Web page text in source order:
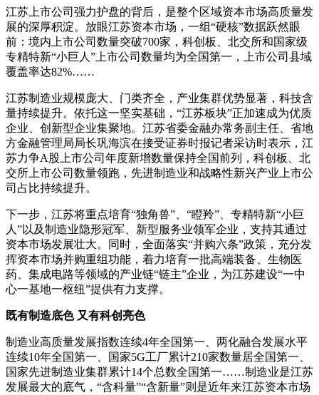
江苏上市公司强力护盘的背后，是整个区域资本市场高质量发
展的深厚积淀。放眼江苏资本市场，一组“硬核”数据跃然眼
前：境内上市公司数量突破700家，科创板、北交所和国家级
专精特新“小巨人”上市公司数量均为全国第一，上市公司县域
覆盖率达82%……
江苏制造业规模庞大、门类齐全，产业集群优势显著，科技含
量持续提升。依托这一坚实基础，“江苏板块”正加速成为优质
企业、创新型企业集聚地。江苏省委金融办常务副主任、省地
方金融管理局局长巩海滨在接受证券时报记者采访时表示，江
苏力争A股上市公司年度新增数量保持全国前列，科创板、北
交所上市公司数量领跑，先进制造业和战略性新兴产业上市公
司占比持续提升。
下一步，江苏将重点培育“独角兽”、“瞪羚”、专精特新“小巨
人”以及制造业隐形冠军、新型服务业领军企业，支持其通过
资本市场发展壮大。同时，全面落实“并购六条”政策，充分发
挥资本市场并购重组功能，着力培育一批高端装备、生物医
药、集成电路等领域的产业链“链主”企业，为江苏建设“一中
心一基地一枢纽”提供有力支撑。
既有制造底色 又有科创亮色
制造业高质量发展指数连续4年全国第一、两化融合发展水平
连续10年全国第一、国家5G工厂累计210家数量居全国第一、
国家先进制造业集群累计14个总数全国第一……制造业是江苏
发展最大的底气，“含科量”“含新量”则是近年来江苏资本市场